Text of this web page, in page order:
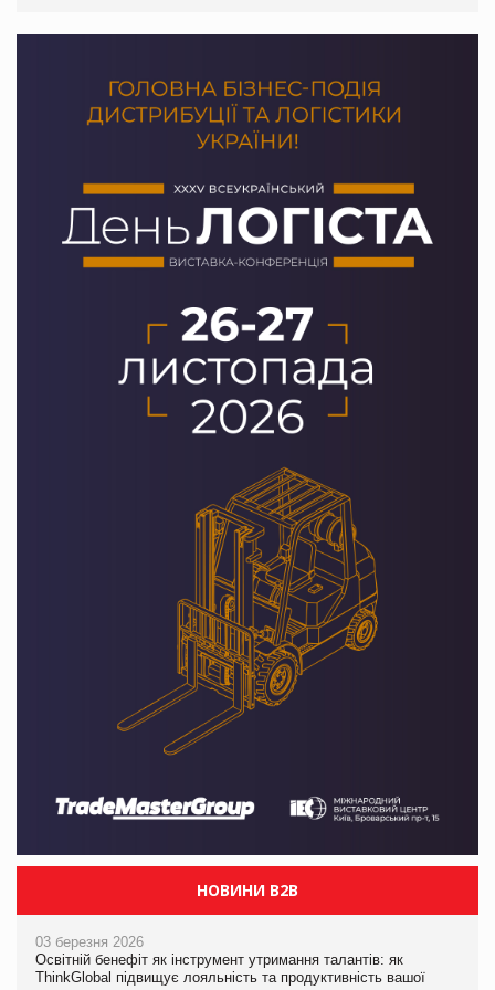
НОВИНИ B2B
03 березня 2026
Освітній бенефіт як інструмент утримання талантів: як
ThinkGlobal підвищує лояльність та продуктивність вашої